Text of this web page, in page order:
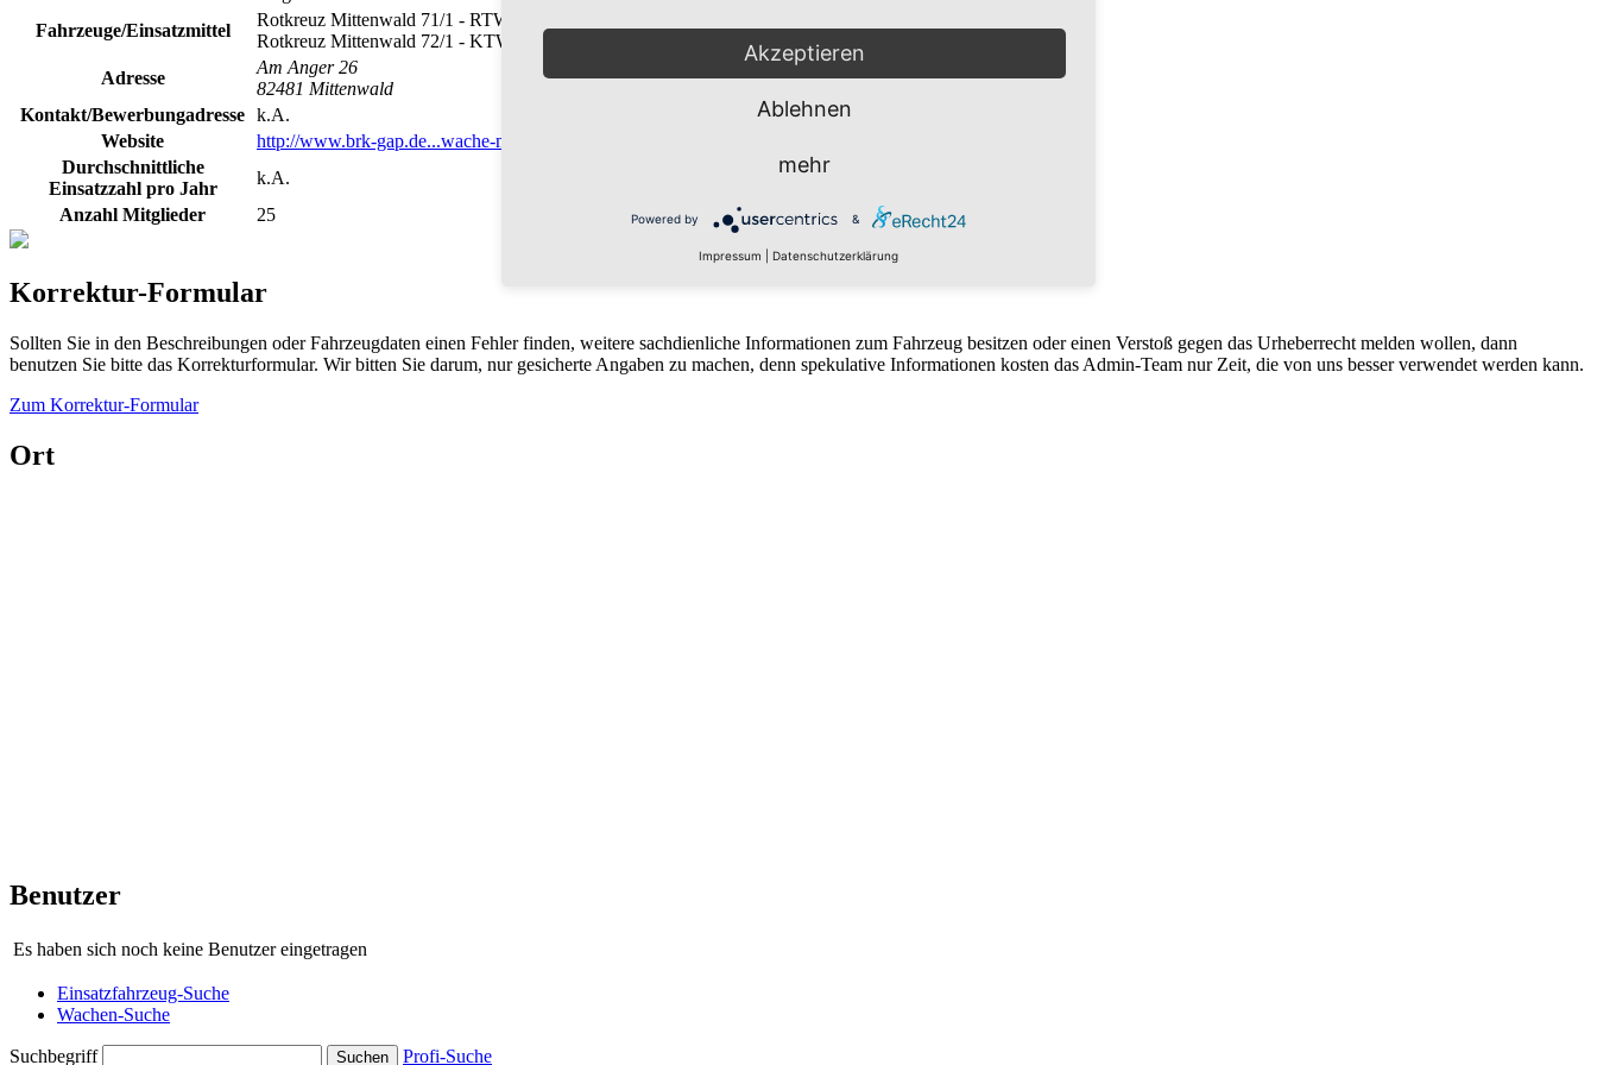
Fahrzeuge/Einsatzmittel
Rotkreuz Mittenwald 71/1 - RTW
Rotkreuz Mittenwald 72/1 - KTW
Adresse
Am Anger 26
82481 Mittenwald
Kontakt/Bewerbungadresse k.A.
Website
http://www.brk-gap.de...wache-mittenwald.html
Durchschnittliche
Einsatzzahl pro Jahr
k.A.
Anzahl Mitglieder
25
Korrektur-Formular
Sollten Sie in den Beschreibungen oder Fahrzeugdaten einen Fehler finden, weitere sachdienliche Informationen zum Fahrzeug besitzen oder einen Verstoß gegen das Urheberrecht melden wollen, dann
benutzen Sie bitte das Korrekturformular. Wir bitten Sie darum, nur gesicherte Angaben zu machen, denn spekulative Informationen kosten das Admin-Team nur Zeit, die von uns besser verwendet werden kann.
Zum Korrektur-Formular
Ort
Benutzer
Es haben sich noch keine Benutzer eingetragen
Einsatzfahrzeug-Suche
Wachen-Suche
Suchbegriff Profi-Suche
Akzeptieren
Ablehnen
mehr
Powered by &
Impressum Datenschutzerklärung